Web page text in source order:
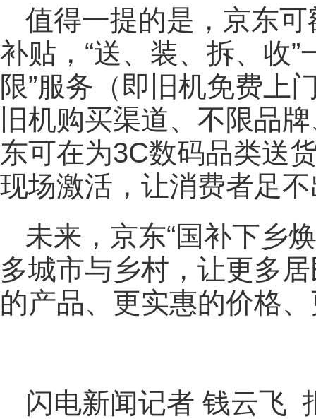
值得一提的是，京东
补贴，“送、装、拆、收
限”服务（即旧机免费上
旧机购买渠道、不限品
东可在为3C数码品类送
现场激活，让消费者足
未来，京东“国补下乡
多城市与乡村，让更多
的产品、更实惠的价格
闪电新闻记者 钱云飞